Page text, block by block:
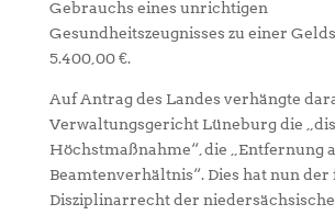
Gebrauchs eines unrichtigen
Gesundheitszeugnisses zu einer
5.400,00 €.
Auf Antrag des Landes verhängte
Verwaltungsgericht Lüneburg die
Höchstmaßnahme“, die „Entfernung
Beamtenverhältnis“. Dies hat nun der
Disziplinarrecht der